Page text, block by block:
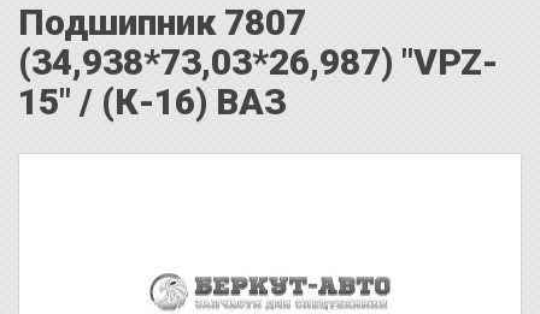
Подшипник 7807
(34,938*73,03*26,987) "VPZ-
15" / (К-16) ВАЗ